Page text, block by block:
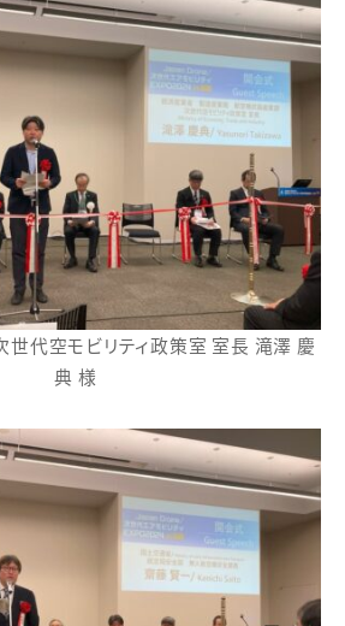
代空モビリティ政策室 室長 滝澤 慶
典 様